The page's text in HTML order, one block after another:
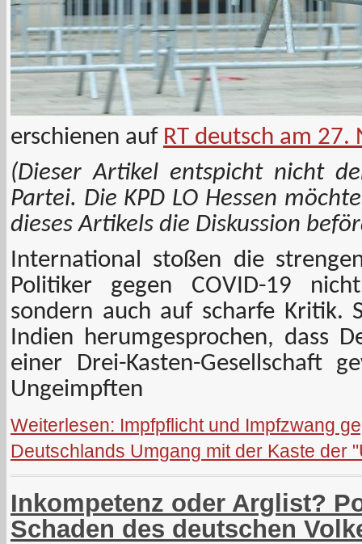
erschienen auf RT deutsch am
(Dieser Artikel entspicht nicht
Partei. Die KPD LO Hessen
dieses Artikels die Diskussion
International stoßen die
Politiker gegen COVID-19
sondern auch auf scharfe Kritik.
Indien herumgesprochen, dass
einer Drei-Kasten-Gesellschaft
Ungeimpften
Weiterlesen: Impfpflicht und Impfzwang
Deutschlands Umgang mit der Kaste der
Inkompetenz oder Arglist?
Schaden des deutschen